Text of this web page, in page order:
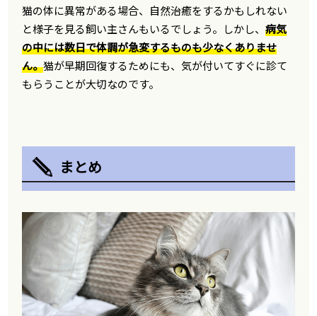
猫の体に異常がある場合、自然治癒をするかもしれない
と様子を見る飼い主さんもいるでしょう。しかし、病気
の中には数日で体調が急変するものも少なくありませ
ん。猫が早期回復するためにも、気が付いてすぐに診て
もらうことが大切なのです。
まとめ